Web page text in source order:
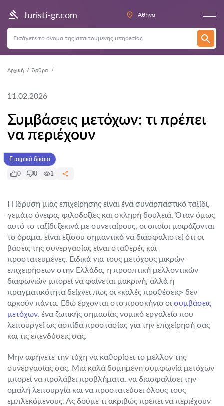
Juristi-gr.com Αθήνα
Αρχική Άρθρα
11.02.2026
Συμβάσεις μετόχων: τι πρέπει
να περιέχουν
Εταιρικό δίκαιο
0
0 1
Η ίδρυση μιας επιχείρησης είναι ένα συναρπαστικό ταξίδι,
γεμάτο όνειρα, φιλοδοξίες και σκληρή δουλειά. Όταν όμως
αυτό το ταξίδι ξεκινά με συνεταίρους, οι οποίοι μοιράζονται
το όραμα, είναι εξίσου σημαντικό να διασφαλιστεί ότι οι
βάσεις της συνεργασίας είναι σταθερές και
προστατευμένες. Ειδικά για τους μετόχους μικρών
επιχειρήσεων στην Ελλάδα, η προοπτική μελλοντικών
διαφωνιών μπορεί να φαίνεται μακρινή, αλλά η
πραγματικότητα δείχνει πως οι «καλές προθέσεις» δεν
αρκούν πάντα. Εδώ έρχονται στο προσκήνιο οι συμβάσεις
μετόχων, ένα ζωτικής σημασίας νομικό εργαλείο που
λειτουργεί ως ασπίδα προστασίας για την επιχείρησή σας
και τις επενδύσεις σας.
Μην αφήνετε την τύχη να καθορίσει το μέλλον της
συνεργασίας σας. Μια καλά δομημένη συμφωνία μετόχων
μπορεί να προλάβει προβλήματα, να διασφαλίσει την
ομαλή λειτουργία και να προστατεύσει όλους τους
εμπλεκόμενους. Ας δούμε τι ακριβώς πρέπει να περιέχουν